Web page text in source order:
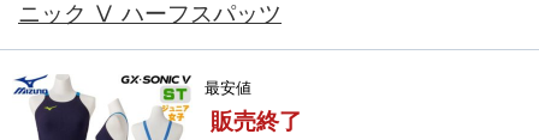
ニック Ⅴ ハーフスパッツ
最安値
販売終了